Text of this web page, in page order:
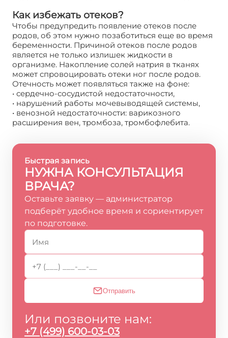
Как избежать отеков?
Чтобы предупредить появление отеков после
родов, об этом нужно позаботиться еще во время
беременности. Причиной отеков после родов
является не только излишек жидкости в
организме. Накопление солей натрия в тканях
может спровоцировать отеки ног после родов.
Отечность может появляться также на фоне:
• сердечно-сосудистой недостаточности,
• нарушений работы мочевыводящей системы,
• венозной недостаточности: варикозного
расширения вен, тромбоза, тромбофлебита.
Быстрая запись
НУЖНА КОНСУЛЬТАЦИЯ
ВРАЧА?
Оставьте заявку — администратор
подберёт удобное время и сориентирует
по подготовке.
Отправить
Или позвоните нам:
+7 (499) 600-03-03